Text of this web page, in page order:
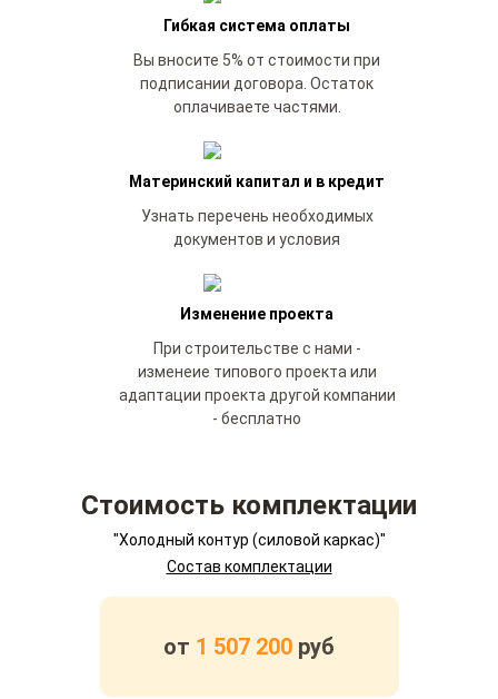
Гибкая система оплаты
Вы вносите 5% от стоимости при
подписании договора. Остаток
оплачиваете частями.
Материнский капитал и в кредит
Узнать перечень необходимых
документов и условия
Изменение проекта
При строительстве с нами -
изменеие типового проекта или
адаптации проекта другой компании
- бесплатно
Стоимость комплектации
"Холодный контур (силовой каркас)"
Состав комплектации
от 1 507 200 руб